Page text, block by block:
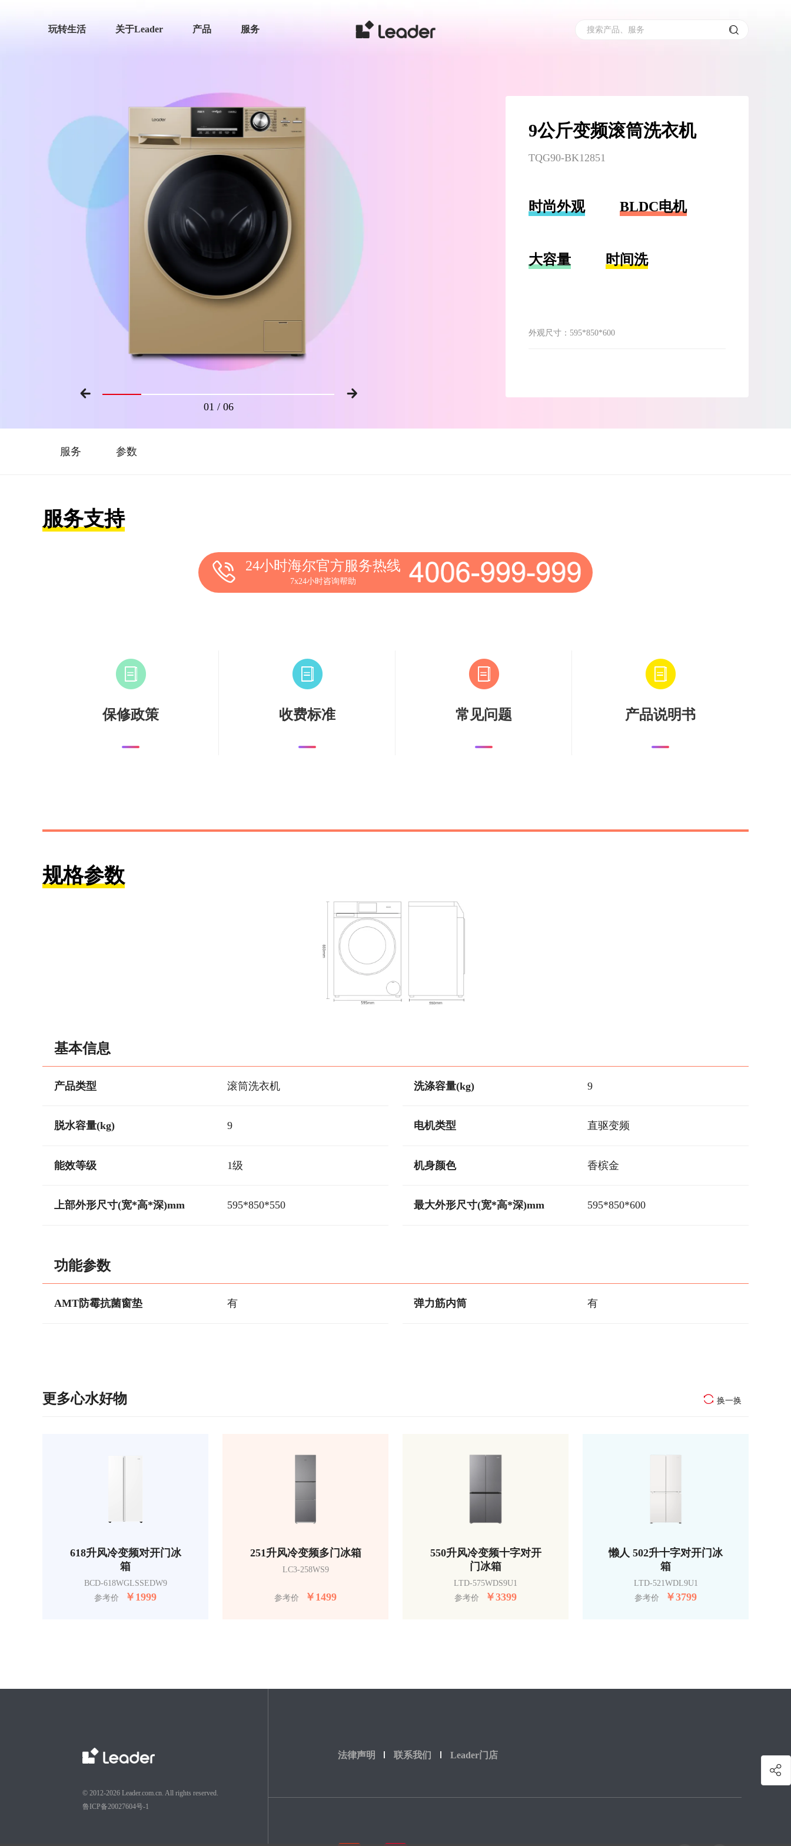
搜索产品、服务
玩转生活 关于Leader 产品 服务
01 / 06
9公斤变频滚筒洗衣机
TQG90-BK12851
时尚外观 BLDC电机
大容量 时间洗
外观尺寸： 595*850*600
服务 参数
服务支持
24小时海尔官方服务热线
7x24小时咨询帮助
保修政策 收费标准 常见问题 产品说明书
规格参数
基本信息
产品类型 滚筒洗衣机 洗涤容量(kg) 9
脱水容量(kg) 9 电机类型 直驱变频
能效等级 1级 机身颜色 香槟金
上部外形尺寸(宽*高*深)mm 595*850*550 最大外形尺寸(宽*高*深)mm 595*850*600
功能参数
AMT防霉抗菌窗垫 有 弹力筋内筒 有
更多心水好物 换一换
618升风冷变频对开门冰
箱
BCD-618WGLSSEDW9
参考价
￥ 1999
251升风冷变频多门冰箱
LC3-258WS9
参考价 ￥ 1499
550升风冷变频十字对开
门冰箱
LTD-575WDS9U1
参考价
￥3399
懒人 502升十字对开门冰
箱
LTD-521WDL9U1
参考价
￥3799
© 2012-2026 Leader.com.cn. All rights reserved.
鲁ICP备20027604号-1
法律声明 联系我们 Leader门店